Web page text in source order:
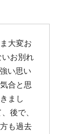
大変お
いお別れ
い思い
合と思
まし
後で、
も過去